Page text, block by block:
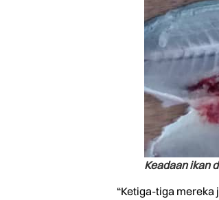
Keadaan ikan
“Ketiga-tiga